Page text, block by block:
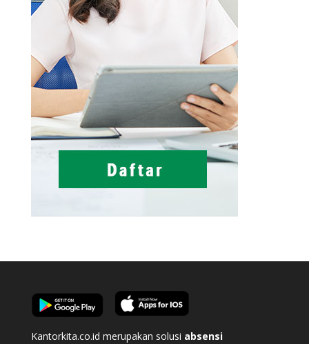
Kantorkita.co.id merupakan solusi absensi